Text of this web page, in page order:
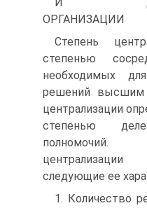
ОРГАНИЗАЦИИ
Степень
степенью
необходимых
решений высшим
централизации
степенью
полномочий.
следующие ее
1. Количество